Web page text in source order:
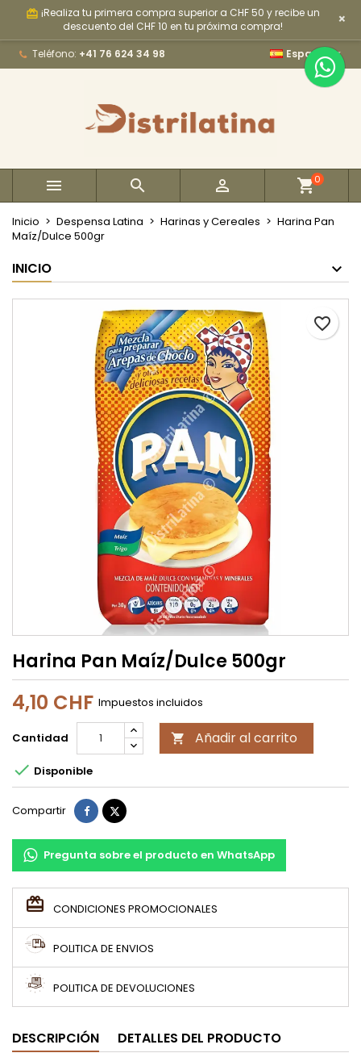
card_giftcard ¡Realiza tu primera compra superior a CHF 50 y recibe un
descuento del CHF 10 en tu próxima compra!
×
Teléfono: +41 76 624 34 98 Español 
   0
Inicio Despensa Latina Harinas y Cereales
Harina Pan
Maíz/Dulce 500gr
INICIO
Harina Pan Maíz/Dulce 500gr
4,10 CHF Impuestos incluidos
Cantidad  Añadir al carrito
favorite_border
 Disponible
Compartir CompartirTuitear
Pregunta sobre el producto en WhatsApp
CONDICIONES PROMOCIONALES
POLITICA DE ENVIOS
POLITICA DE DEVOLUCIONES
DESCRIPCIÓN DETALLES DEL PRODUCTO
My wishlists ×
add_circle_outline Create new list
Crear lista de deseos ×
Iniciar sesión ×
Debe iniciar sesión para guardar productos en su
Cancelar Iniciar sesión